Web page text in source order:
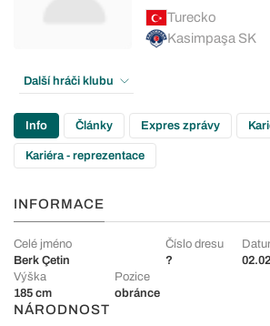
Turecko
Kasimpaşa SK
Další hráči klubu
Info Články Expres zprávy
Kariéra - reprezentace
INFORMACE
Celé jméno
Berk Çetin
Číslo dresu
?
Výška
185 cm
Pozice
obránce
NÁRODNOST